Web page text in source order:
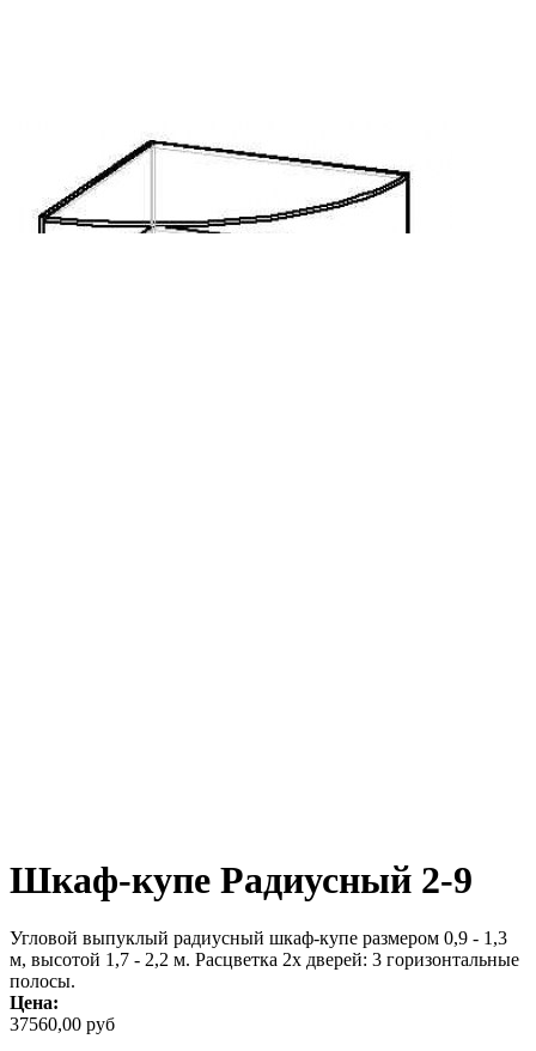
Шкаф-купе Радиусный 2-9
Угловой выпуклый радиусный шкаф-купе размером 0,9 - 1,3
м, высотой 1,7 - 2,2 м. Расцветка 2х дверей: 3 горизонтальные
полосы.
Цена:
37560,00 руб